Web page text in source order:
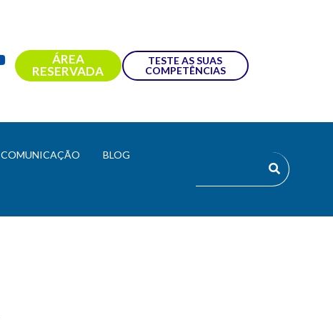
ÁREA
RESERVADA
TESTE AS SUAS
COMPETÊNCIAS
COMUNICAÇÃO BLOG